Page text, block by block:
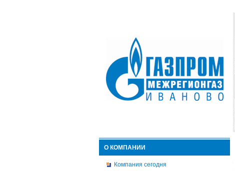
О КОМПАНИИ
Компания сегодня